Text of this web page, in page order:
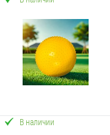
В наличии